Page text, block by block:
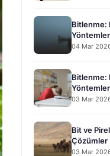
Bitlenme:
04 Mar
Bitlenme:
03 Mar
Bit ve
Çözümler
03 Mar